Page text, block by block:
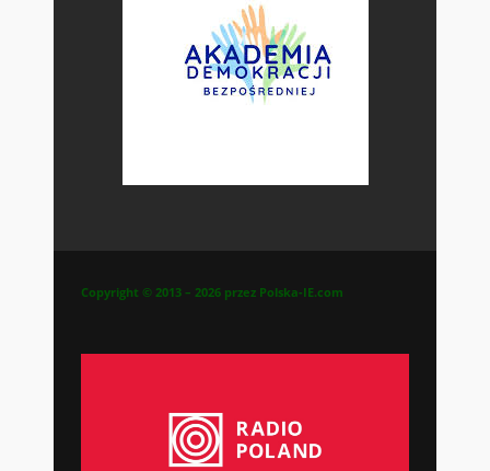
Copyright © 2013 – 2026 przez Polska-IE.com